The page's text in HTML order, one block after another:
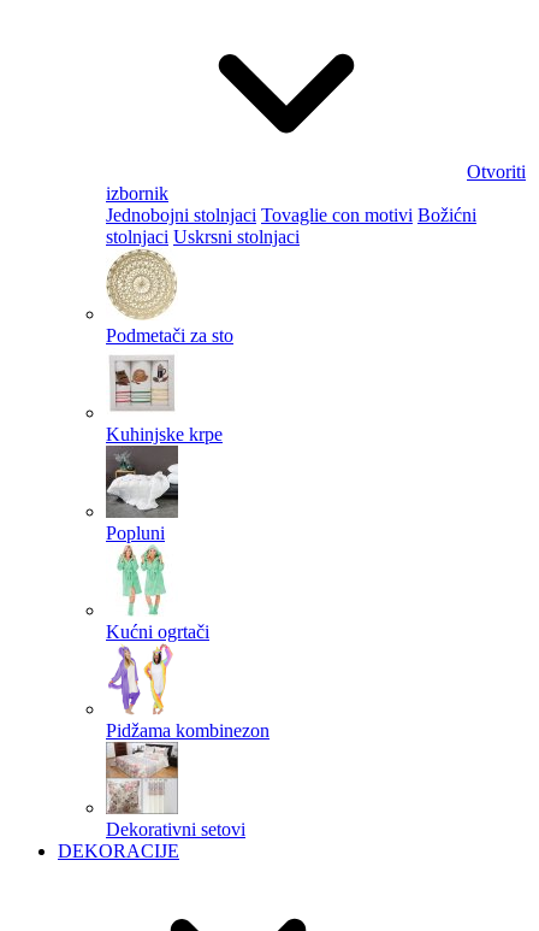
Otvoriti
izbornik
Jednobojni stolnjaci Tovaglie con motivi Božićni
stolnjaci Uskrsni stolnjaci
Podmetači za sto
Kuhinjske krpe
Popluni
Kućni ogrtači
Pidžama kombinezon
Dekorativni setovi
DEKORACIJE